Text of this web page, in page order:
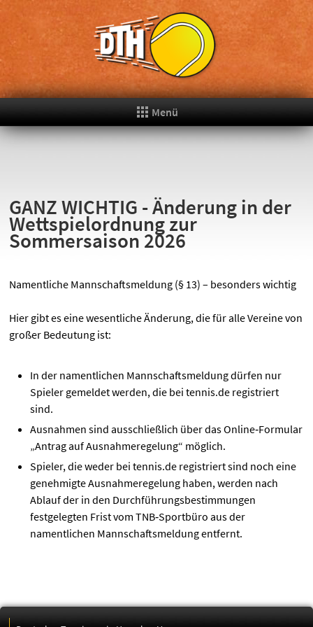
Menü
GANZ WICHTIG - Änderung in der
Wettspielordnung zur
Sommersaison 2026
Namentliche Mannschaftsmeldung (§ 13) – besonders wichtig
Hier gibt es eine wesentliche Änderung, die für alle Vereine von
großer Bedeutung ist:
In der namentlichen Mannschaftsmeldung dürfen nur
Spieler gemeldet werden, die bei tennis.de registriert
sind.
Ausnahmen sind ausschließlich über das Online‑Formular
„Antrag auf Ausnahmeregelung“ möglich.
Spieler, die weder bei tennis.de registriert sind noch eine
genehmigte Ausnahmeregelung haben, werden nach
Ablauf der in den Durchführungsbestimmungen
festgelegten Frist vom TNB‑Sportbüro aus der
namentlichen Mannschaftsmeldung entfernt.